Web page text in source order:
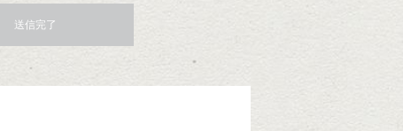
送信完了